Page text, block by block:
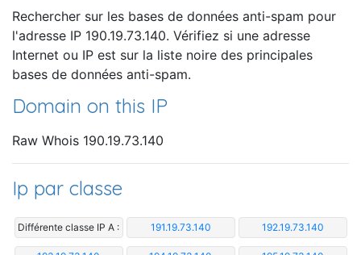
Rechercher sur les bases de données anti-spam pour
l'adresse IP 190.19.73.140. Vérifiez si une adresse
Internet ou IP est sur la liste noire des principales
bases de données anti-spam.
Domain on this IP
Raw Whois 190.19.73.140
Ip par classe
Différente classe IP A : 191.19.73.140 192.19.73.140